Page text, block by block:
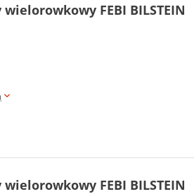
FEBI BILSTEIN
FEBI BILSTEIN